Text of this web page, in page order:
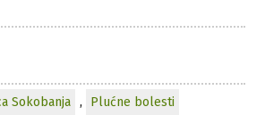
Sokobanja , Plućne bolesti